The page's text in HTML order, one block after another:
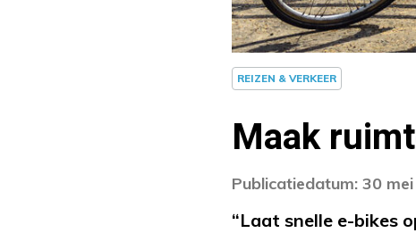
REIZEN & VERKEER
Maak
Publicatiedatum: 30
“Laat snelle e-bikes